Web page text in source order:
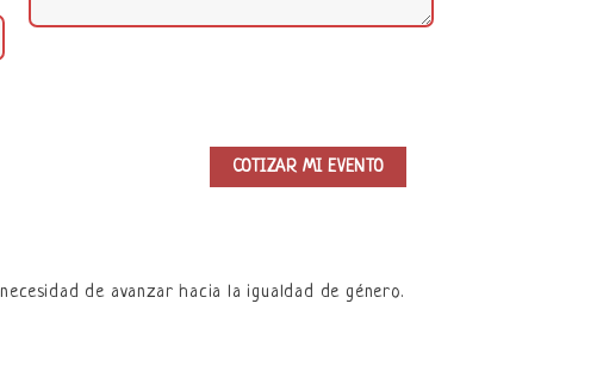
de avanzar hacia la igualdad de género.